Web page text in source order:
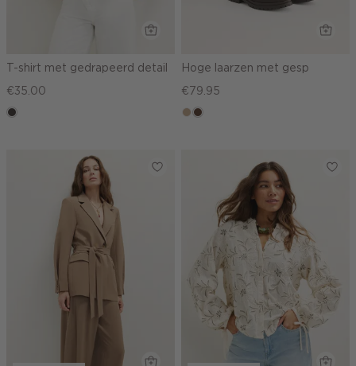
T-shirt met gedrapeerd detail
€35.00
choco
Hoge laarzen met gesp
€79.95
zanddonkerbruin